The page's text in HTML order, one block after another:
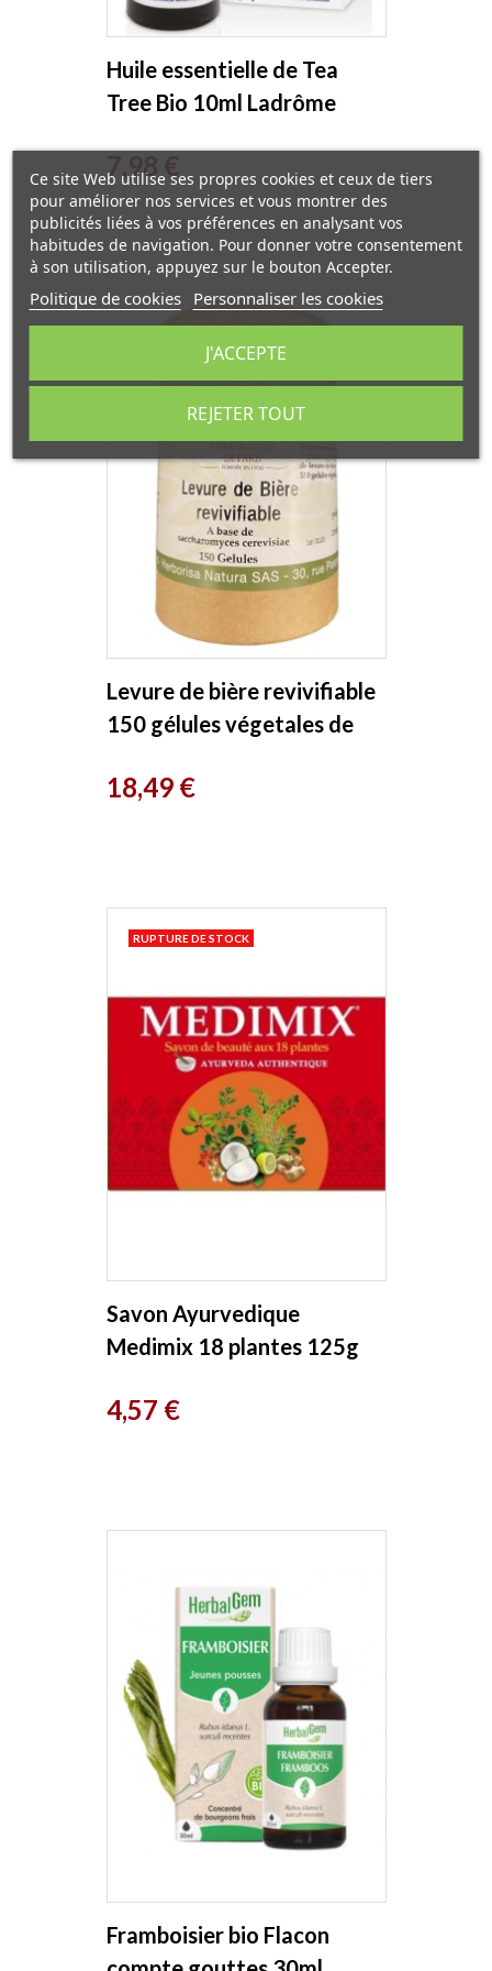
Huile essentielle de Tea
Tree Bio 10ml Ladrôme
Prix
7,98 €
Levure de bière revivifiable
150 gélules végetales de
Prix
18,49 €
Savon Ayurvedique
Medimix 18 plantes 125g
Prix
4,57 €
RUPTURE DE STOCK
Framboisier bio Flacon
Ce site Web utilise ses propres cookies et ceux de tiers
pour améliorer nos services et vous montrer des
publicités liées à vos préférences en analysant vos
habitudes de navigation. Pour donner votre consentement
à son utilisation, appuyez sur le bouton Accepter.
Politique de cookies Personnaliser les cookies
REJETER TOUT
J'ACCEPTE